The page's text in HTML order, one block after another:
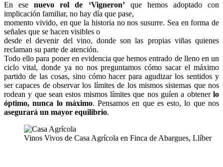
En esenuevo rol de ‘Vigneron’que hemos adoptado con
implicación familiar, no hay día que pase,
momento vivido, en que la historia no nos susurre. Sea en forma de
señales que se hacen visibles o
desde el devenir del vino, donde son las propias viñas quienes
reclaman su parte de atención.
Todo ello para poner en evidencia que hemosentrado de lleno en un
ciclo vital, donde ya no nos preguntamos cómo sacar el máximo
partido de las cosas, sino cómo hacer para agudizar lossentidos y
ser capaces de observar los límites de los mismossistemas que nos
rodean y que sean estos mismos límites que nos guíen a obtenerlo
óptimo, nunca lo máximo. Pensamos en que es esto, lo que nos
asegurará un mayor equilibrio.
Vinos Vivos de Casa Agrícola en Finca de Abargues, Llíber